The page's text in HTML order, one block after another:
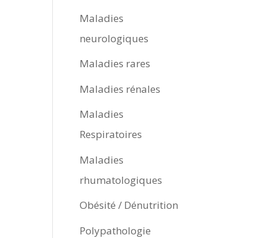
Maladies
neurologiques
Maladies rares
Maladies rénales
Maladies
Respiratoires
Maladies
rhumatologiques
Obésité / Dénutrition
Polypathologie